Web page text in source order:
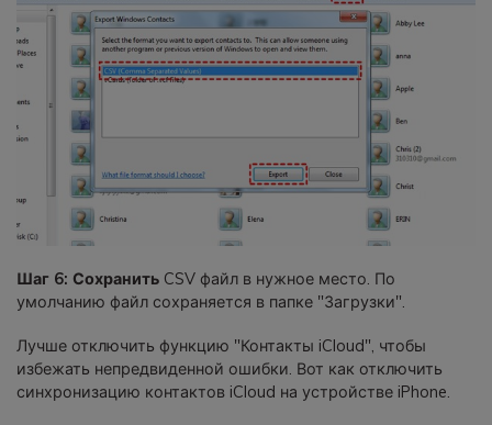
Шаг 6: Сохранить CSV файл в нужное место. По
умолчанию файл сохраняется в папке "Загрузки".
Лучше отключить функцию "Контакты iCloud", чтобы
избежать непредвиденной ошибки. Вот как отключить
синхронизацию контактов iCloud на устройстве iPhone.